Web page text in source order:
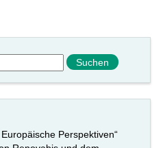
Perspektiven“